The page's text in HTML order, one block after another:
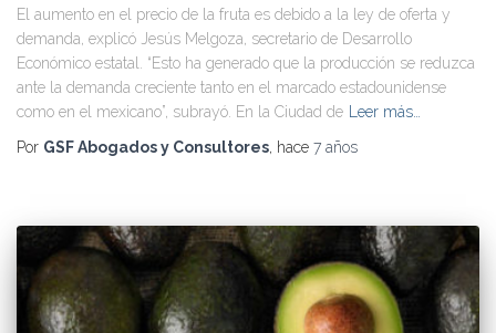
El aumento en el precio de la fruta es debido a la ley de oferta y
demanda, explicó Jesús Melgoza, secretario de Desarrollo
Económico estatal. “Esto ha generado que la producción se reduzca
ante la demanda creciente tanto en el marcado estadounidense
como en el mexicano”, subrayó. En la Ciudad de
Leer más…
Por GSF Abogados y Consultores, hace 7 años